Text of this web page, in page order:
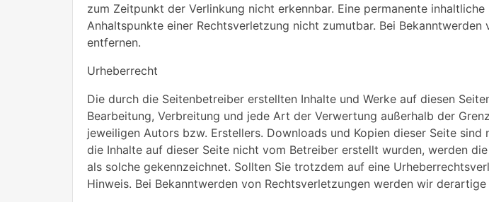
zum Zeitpunkt der Verlinkung nicht erkennbar. Eine permanente
Anhaltspunkte einer Rechtsverletzung nicht zumutbar. Bei
entfernen.
Urheberrecht
Die durch die Seitenbetreiber erstellten Inhalte und Werke auf diesen
Bearbeitung, Verbreitung und jede Art der Verwertung außerhalb der
jeweiligen Autors bzw. Erstellers. Downloads und Kopien dieser Seite
die Inhalte auf dieser Seite nicht vom Betreiber erstellt wurden, werden
als solche gekennzeichnet. Sollten Sie trotzdem auf eine
Hinweis. Bei Bekanntwerden von Rechtsverletzungen werden wir